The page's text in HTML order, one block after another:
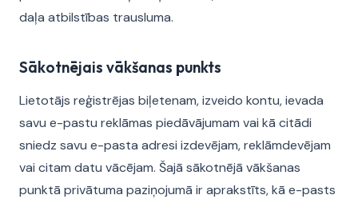
daļa atbilstības trausluma.
Sākotnējais vākšanas punkts
Lietotājs reģistrējas biļetenam, izveido kontu, ievada
savu e-pastu reklāmas piedāvājumam vai kā citādi
sniedz savu e-pasta adresi izdevējam, reklāmdevējam
vai citam datu vācējam. Šajā sākotnējā vākšanas
punktā privātuma paziņojumā ir aprakstīts, kā e-pasts